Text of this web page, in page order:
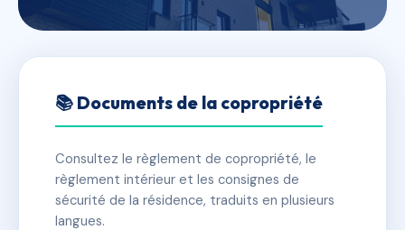
LES BORDS DE SEINE
✓ Immatriculée 🏠 28 lots 🏗 1 bâtiment(s)
📞 Contacter Syndic Digital
📚 Documents de la copropriété
Consultez le règlement de copropriété, le
règlement intérieur et les consignes de
sécurité de la résidence, traduits en plusieurs
langues.